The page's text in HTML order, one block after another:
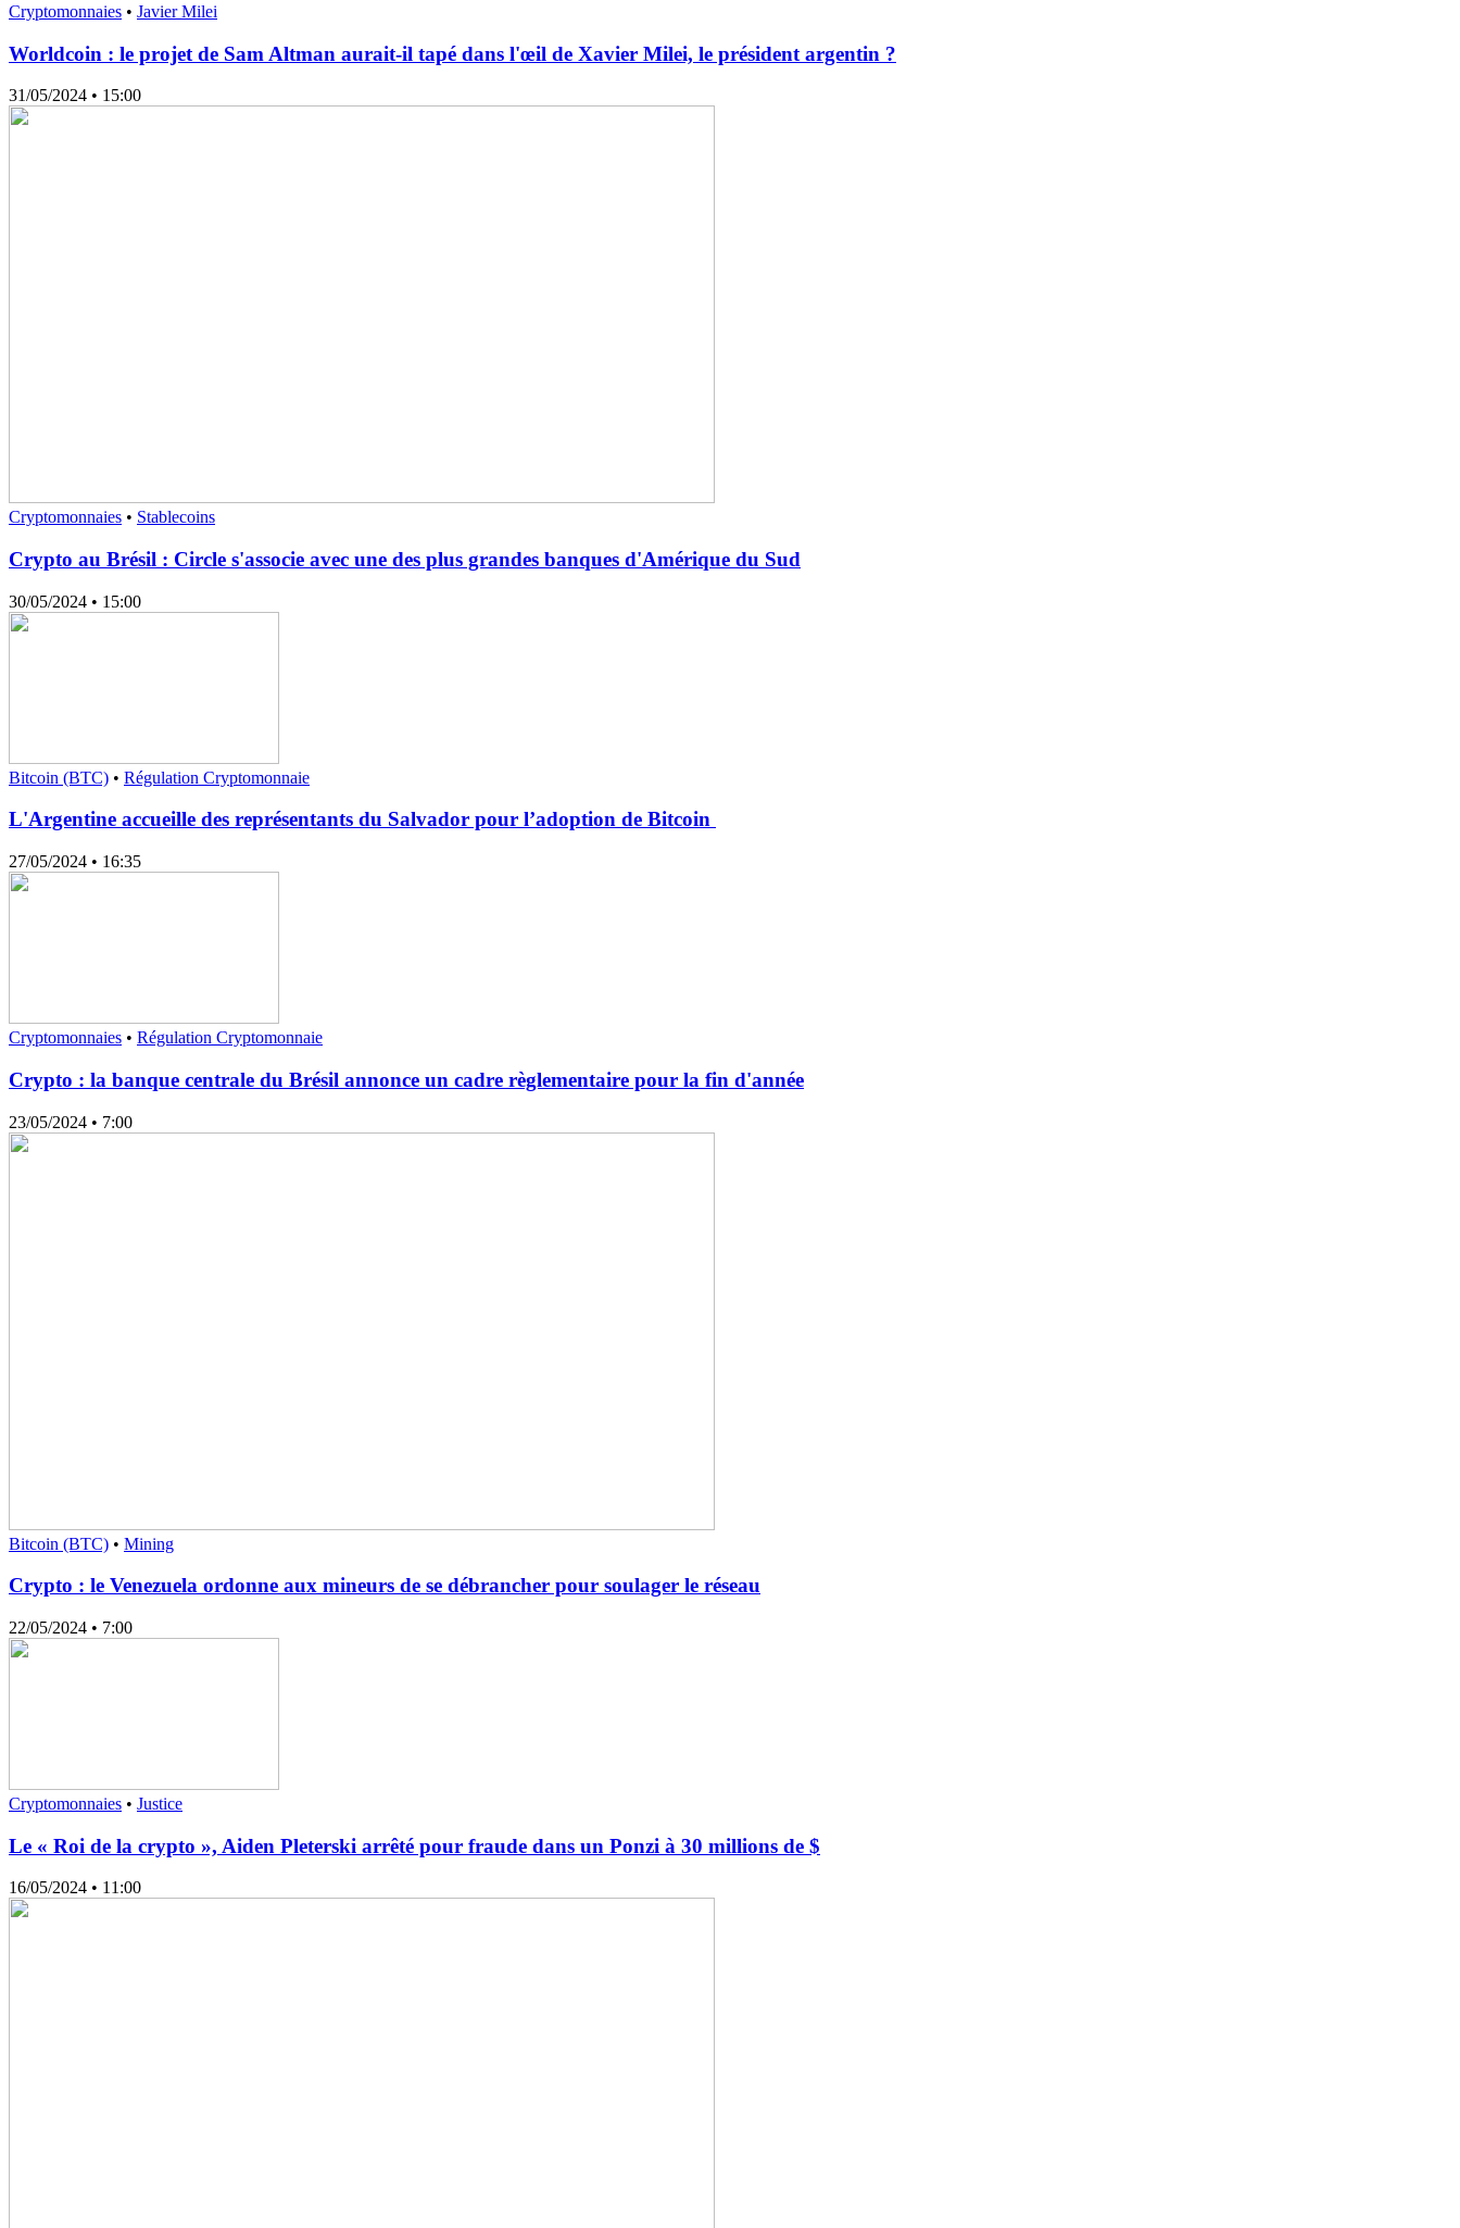
Cryptomonnaies • Javier Milei
Worldcoin : le projet de Sam Altman aurait-il tapé dans l'œil de Xavier Milei, le président argentin ?
31/05/2024 • 15:00
Cryptomonnaies • Stablecoins
Crypto au Brésil : Circle s'associe avec une des plus grandes banques d'Amérique du Sud
30/05/2024 • 15:00
Bitcoin (BTC) • Régulation Cryptomonnaie
L'Argentine accueille des représentants du Salvador pour l’adoption de Bitcoin
27/05/2024 • 16:35
Cryptomonnaies • Régulation Cryptomonnaie
Crypto : la banque centrale du Brésil annonce un cadre règlementaire pour la fin d'année
23/05/2024 • 7:00
Bitcoin (BTC) • Mining
Crypto : le Venezuela ordonne aux mineurs de se débrancher pour soulager le réseau
22/05/2024 • 7:00
Cryptomonnaies • Justice
Le « Roi de la crypto », Aiden Pleterski arrêté pour fraude dans un Ponzi à 30 millions de $
16/05/2024 • 11:00